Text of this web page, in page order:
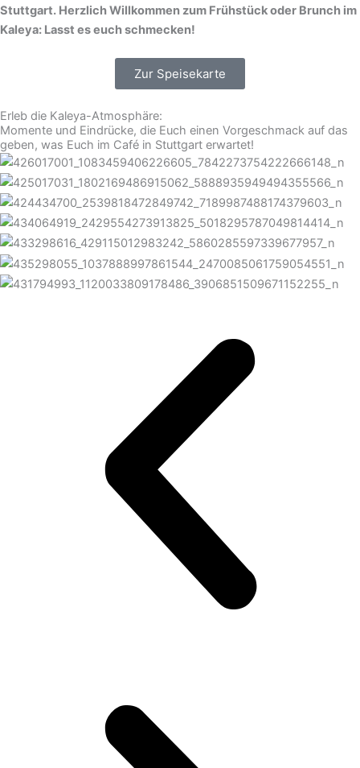
Stuttgart. Herzlich Willkommen zum Frühstück oder Brunch im
Kaleya: Lasst es euch schmecken!
Zur Speisekarte
Erleb die Kaleya-Atmosphäre:
Momente und Eindrücke, die Euch einen Vorgeschmack auf das
geben, was Euch im Café in Stuttgart erwartet!